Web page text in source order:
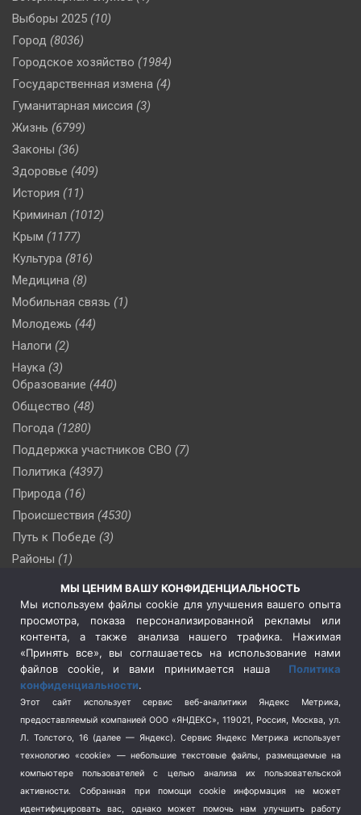
Выборы 2025 (10)
Город (8036)
Городское хозяйство (1984)
Государственная измена (4)
Гуманитарная миссия (3)
Жизнь (6799)
Законы (36)
Здоровье (409)
История (11)
Криминал (1012)
Крым (1177)
Культура (816)
Медицина (8)
Мобильная связь (1)
Молодежь (44)
Налоги (2)
Наука (3)
Образование (440)
Общество (48)
Погода (1280)
Поддержка участников СВО (7)
Политика (4397)
Природа (16)
Происшествия (4530)
Путь к Победе (3)
Районы (1)
(510)
Сельское хозяйство (3)
Социальная политика
(3)
Спецоперация в Украине
Спецоперация на Украине
(404)
Спорт (740)
Терроризм (1)
Транспорт (262)
Туризм (178)
МЫ ЦЕНИМ ВАШУ КОНФИДЕНЦИАЛЬНОСТЬ
Мы используем файлы cookie для улучшения вашего опыта
просмотра, показа персонализированной рекламы или
контента, а также анализа нашего трафика. Нажимая
«Принять все», вы соглашаетесь на использование нами
файлов cookie, и вами принимается наша Политика
конфиденциальности.
Этот сайт использует сервис веб-аналитики Яндекс Метрика,
предоставляемый компанией ООО «ЯНДЕКС», 119021, Россия, Москва, ул.
Л. Толстого, 16 (далее — Яндекс). Сервис Яндекс Метрика использует
технологию «cookie» — небольшие текстовые файлы, размещаемые на
компьютере пользователей с целью анализа их пользовательской
активности.
Собранная при помощи cookie информация не может
идентифицировать вас, однако может помочь нам улучшить работу